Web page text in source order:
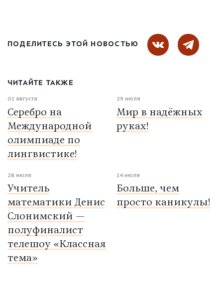
ПОДЕЛИТЕСЬ ЭТОЙ НОВОСТЬЮ
ЧИТАЙТЕ ТАКЖЕ
01 августа
Серебро на
Международной
олимпиаде по
лингвистике!
29 июля
Мир в надёжных
руках!
28 июля
Учитель
математики Денис
Слонимский —
полуфиналист
телешоу «Классная
тема»
14 июля
Больше, чем
просто каникулы!